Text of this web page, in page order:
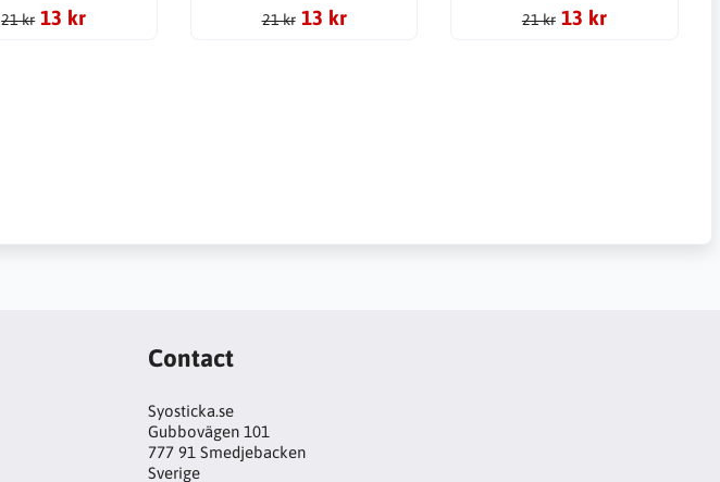
21 kr 13 kr
21 kr 13 kr
21 kr 13 kr
Contact
Syosticka.se
Gubbovägen 101
777 91 Smedjebacken
Sverige